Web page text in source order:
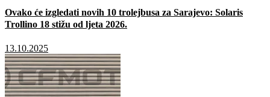
Ovako će izgledati novih 10 trolejbusa za Sarajevo: Solaris
Trollino 18 stižu od ljeta 2026.
13.10.2025